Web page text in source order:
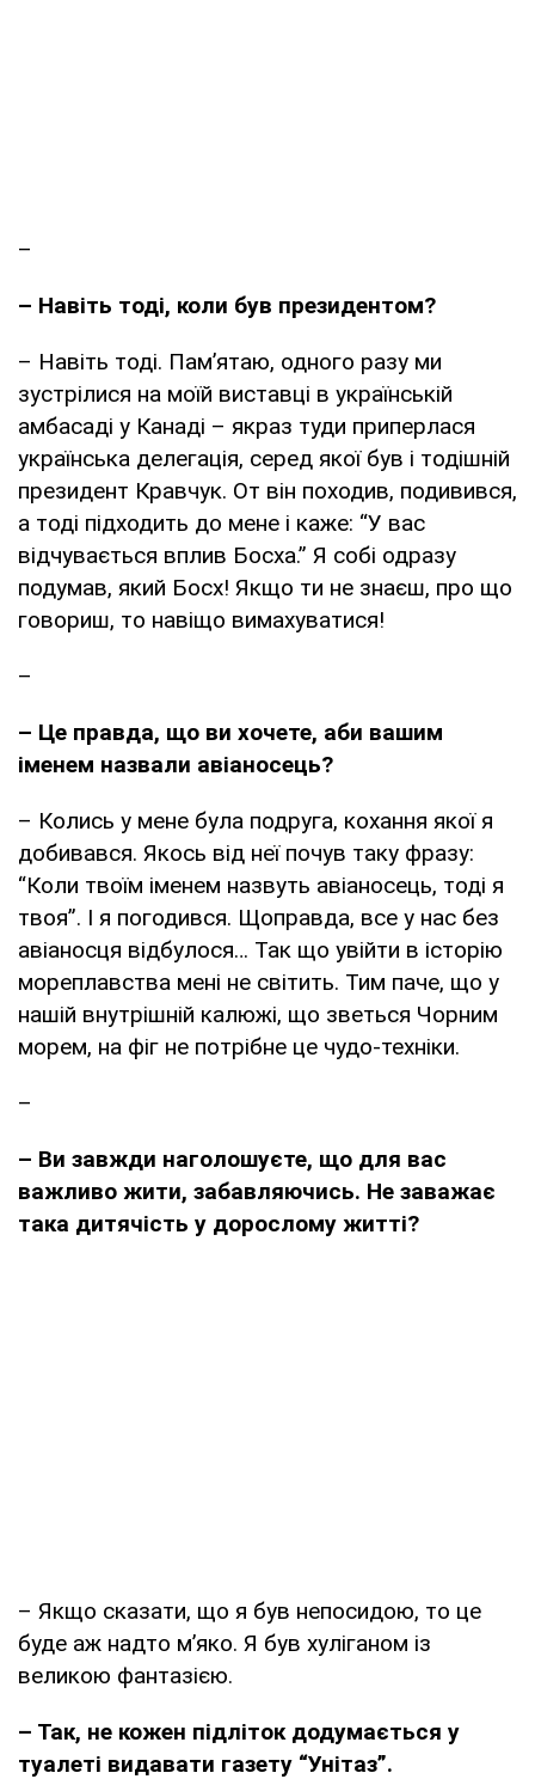
–
– Навіть тоді, коли був президентом?
– Навіть тоді. Пам’ятаю, одного разу ми
зустрілися на моїй виставці в українській
амбасаді у Канаді – якраз туди приперлася
українська делегація, серед якої був і тодішній
президент Кравчук. От він походив, подивився,
а тоді підходить до мене і каже: “У вас
відчувається вплив Босха.” Я собі одразу
подумав, який Босх! Якщо ти не знаєш, про що
говориш, то навіщо вимахуватися!
–
– Це правда, що ви хочете, аби вашим
іменем назвали авіаносець?
– Колись у мене була подруга, кохання якої я
добивався. Якось від неї почув таку фразу:
“Коли твоїм іменем назвуть авіаносець, тоді я
твоя”. І я погодився. Щоправда, все у нас без
авіаносця відбулося… Так що увійти в історію
мореплавства мені не світить. Тим паче, що у
нашій внутрішній калюжі, що зветься Чорним
морем, на фіг не потрібне це чудо-техніки.
–
– Ви завжди наголошуєте, що для вас
важливо жити, забавляючись. Не заважає
така дитячість у дорослому житті?
– Якщо сказати, що я був непосидою, то це
буде аж надто м’яко. Я був хуліганом із
великою фантазією.
– Так, не кожен підліток додумається у
туалеті видавати газету “Унітаз”.